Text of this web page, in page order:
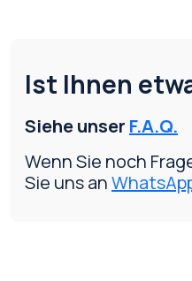
Ist Ihnen
Siehe unser F.A.Q.
Wenn Sie noch
Sie uns an